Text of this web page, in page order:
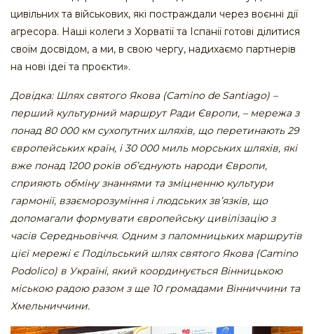
цивільних та військових, які постраждали через воєнні дії
агресора. Наші колеги з Хорватії та Іспанії готові ділитися
своїм досвідом, а ми, в свою чергу, надихаємо партнерів
на нові ідеї та проєкти».
Довідка: Шлях святого Якова (Camino de Santiago) –
перший культурний маршрут Ради Європи, – мережа з
понад 80 000 км сухопутних шляхів, що перетинають 29
європейських країн, і 30 000 миль морських шляхів, які
вже понад 1200 років об’єднують народи Європи,
сприяють обміну знаннями та зміцненню культури
гармонії, взаєморозуміння і людських зв’язків, що
допомагали формувати європейську цивілізацію з
часів Середньовіччя. Одним з паломницьких маршрутів
цієї мережі є Подільський шлях святого Якова (Camino
Podolico) в Україні, який координується Вінницькою
міською радою разом з ще 10 громадами Вінниччини та
Хмельниччини.